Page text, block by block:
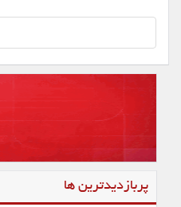
پربازدیدترین ها